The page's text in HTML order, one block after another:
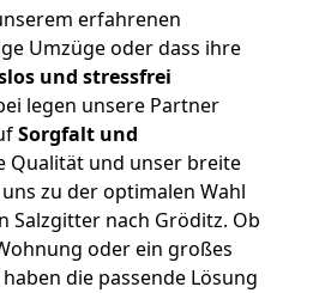
erfahrenen
Umzüge oder dass ihre
und stressfrei
legen unsere Partner
Sorgfalt und
Qualität und unser breite
zu der optimalen Wahl
Salzgitter nach Gröditz. Ob
oder ein großes
die passende Lösung